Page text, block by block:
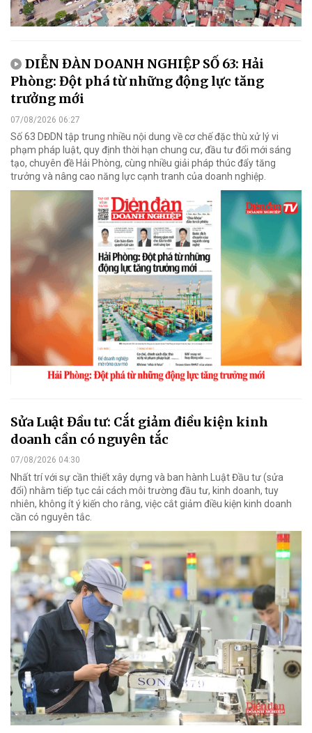
DIỄN ĐÀN DOANH NGHIỆP SỐ 63: Hải
Phòng: Đột phá từ những động lực tăng
trưởng mới
07/08/2026 06:27
Số 63 DĐDN tập trung nhiều nội dung về cơ chế đặc thù xử lý vi
phạm pháp luật, quy định thời hạn chung cư, đầu tư đổi mới sáng
tạo, chuyên đề Hải Phòng, cùng nhiều giải pháp thúc đẩy tăng
trưởng và nâng cao năng lực cạnh tranh của doanh nghiệp.
Sửa Luật Đầu tư: Cắt giảm điều kiện kinh
doanh cần có nguyên tắc
07/08/2026 04:30
Nhất trí với sự cần thiết xây dựng và ban hành Luật Đầu tư (sửa
đổi) nhằm tiếp tục cải cách môi trường đầu tư, kinh doanh, tuy
nhiên, không ít ý kiến cho rằng, việc cắt giảm điều kiện kinh doanh
cần có nguyên tắc.